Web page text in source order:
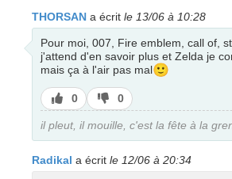
THORSAN a écrit le 13/06 à 10:28
Pour moi, 007, Fire emblem, call of,
j'attend d'en savoir plus et Zelda je
mais ça à l'air pas mal🙂
J’aime
0
J’aime
pas
0
il pleut, il mouille, c'est la fête à la
Radikal a écrit le 12/06 à 20:34